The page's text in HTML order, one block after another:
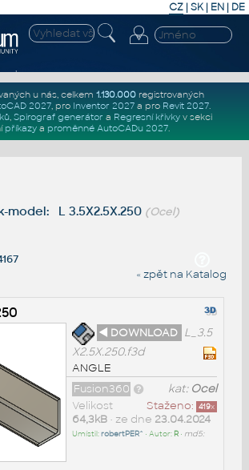
CZ | SK| EN | DE
u nás, celkem 1.130.000registrovaných
2027, pro Inventor 2027a pro Revit 2027.
, Spirograf generátor a Regresní křivkyv sekci
příkazya proměnné AutoCADu 2027.
model: L 3.5X2.5X.250 (Ocel)
« zpět na Katalog
◄ DOWNLOAD L_3.5
X2.5X.250.f3d
ANGLE
kat: Ocel
Fusion360
Staženo: 419x
Velikost
64,3kB• ze dne 23.04.2024
Umístil:robertPER^ • Autor: R• md5: